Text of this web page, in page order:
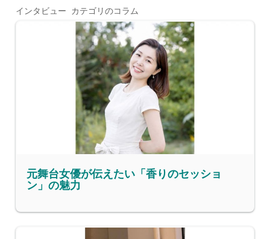
インタビュー カテゴリのコラム
元舞台女優が伝えたい「香りのセッショ
ン」の魅力